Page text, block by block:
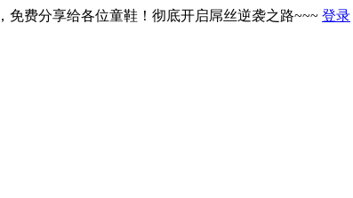
费分享给各位童鞋！彻底开启屌丝逆袭之路~~~ 登录